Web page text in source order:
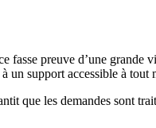
preuve d’une
un support accessible à
que les demandes sont